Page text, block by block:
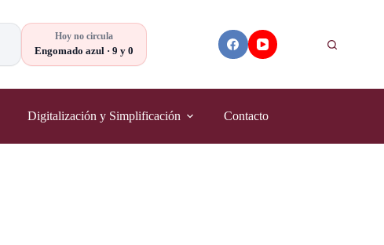
Hoy no circula
Engomado azul · 9 y 0
Digitalización y Simplificación Contacto